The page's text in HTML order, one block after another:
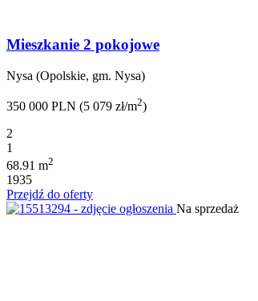
Mieszkanie 2 pokojowe
Nysa (Opolskie, gm. Nysa)
350 000 PLN (5 079 zł/m2)
2
1
68.91 m2
1935
Przejdź do oferty
Na sprzedaż